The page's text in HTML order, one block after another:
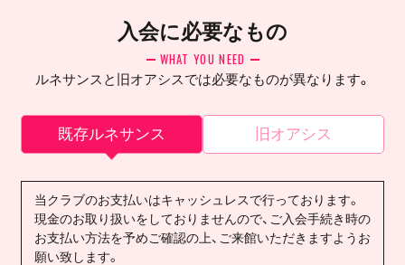
入会に必要なもの
WHAT YOU NEED
ルネサンスと旧オアシスでは必要なものが異なります。
既存ルネサンス 旧オアシス
当クラブのお支払いはキャッシュレスで行っております。
現金のお取り扱いをしておりませんので、ご入会手続き時の
お支払い方法を予めご確認の上、ご来館いただきますようお
願い致します。